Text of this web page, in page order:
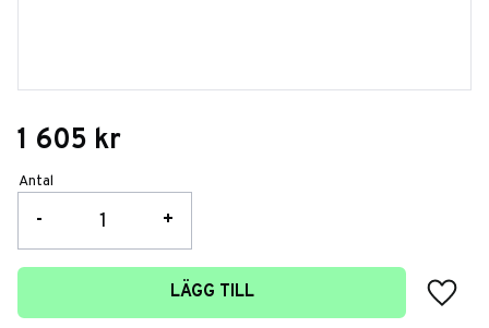
1 605 kr
Antal
+
-
LÄGG TILL
Lägg